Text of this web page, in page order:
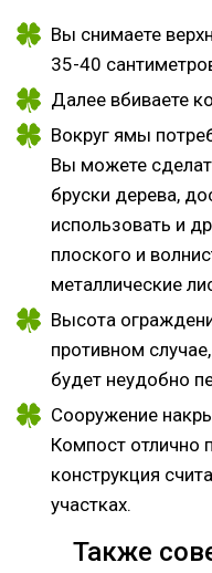
Вы снимаете
35-40
Далее вбиваете
Вокруг ямы
Вы можете
бруски дерева,
использовать и
плоского и
металлические
Высота
противном
будет неудобно
Сооружение
Компост отлично
конструкция
участках.
Также